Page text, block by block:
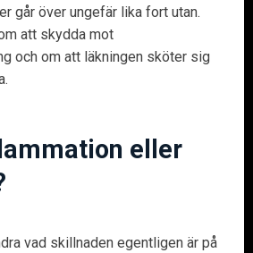
går över ungefär lika fort utan.
att skydda mot
och om att läkningen sköter sig
eller
vad skillnaden egentligen är på